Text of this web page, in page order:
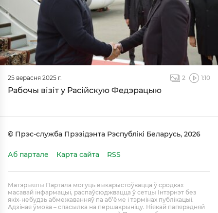
25 верасня 2025 г. 2 1:10
Рабочы візіт у Расійскую Федэрацыю
© Прэс-служба Прэзідэнта Рэспублікі Беларусь, 2026
Аб партале Карта сайта RSS
Матэрыялы Партала могуць выкарыстоўвацца ў сродках
масавай інфармацыі, распаўсюджвацца ў сетцы Інтэрнэт без
якіх-небудзь абмежаванняў па аб’ёме і тэрмінах публікацыі.
Адзіная ўмова – спасылка на першакрыніцу. Ніякай папярэдняй